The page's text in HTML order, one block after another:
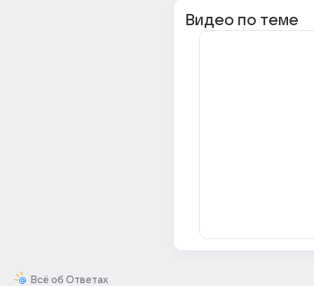
Всё об Ответах
Видео по теме